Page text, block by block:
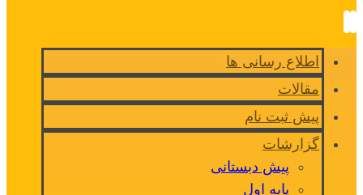
اطلاع رسانی ها
مقالات
پیش ثبت نام
گزارشات
پیش دبستانی
پایه اول